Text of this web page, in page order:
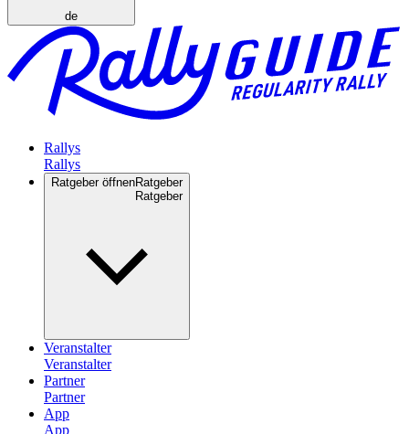
de
Rallys
Ratgeber öffnenRatgeber
Veranstalter
Partner
App